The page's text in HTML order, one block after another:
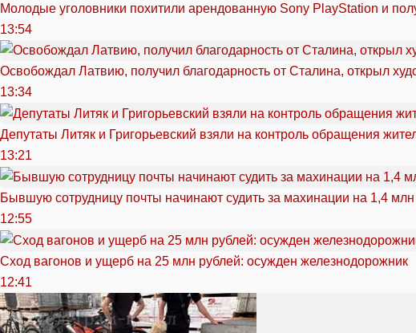
Молодые уголовники похитили арендованную Sony PlayStation и
13:54
Освобождал Латвию, получил благодарность от Сталина, открыл
13:34
Депутаты Литяк и Григорьевский взяли на контроль обращения
13:21
Бывшую сотрудницу почты начинают судить за махинации на 1,4 млн
12:55
Сход вагонов и ущерб на 25 млн рублей: осужден железнодорожник
12:41